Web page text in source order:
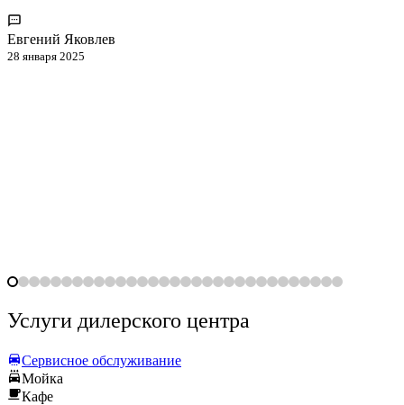
Евгений Яковлев
28 января 2025
Услуги дилерского центра
Сервисное обслуживание
Мойка
Кафе